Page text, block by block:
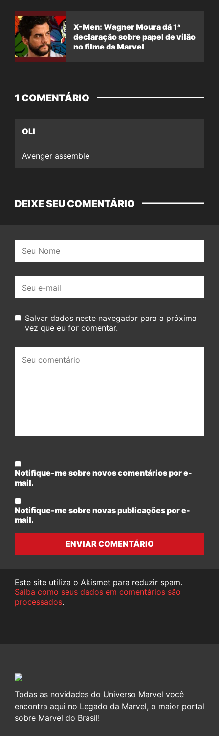
X-Men: Wagner Moura dá 1ª
declaração sobre papel de vilão
no filme da Marvel
1 COMENTÁRIO
OLI
Avenger assemble
DEIXE SEU COMENTÁRIO
mail:
Salvar dados neste navegador para a próxima
vez que eu for comentar.
comentário:
Notifique-me sobre novos comentários por e-
mail.
Notifique-me sobre novas publicações por e-
mail.
ENVIAR COMENTÁRIO
Este site utiliza o Akismet para reduzir spam.
Saiba como seus dados em comentários são
processados.
Todas as novidades do Universo Marvel você
encontra aqui no Legado da Marvel, o maior portal
sobre Marvel do Brasil!